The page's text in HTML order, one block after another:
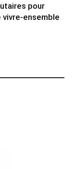
pour
ensemble